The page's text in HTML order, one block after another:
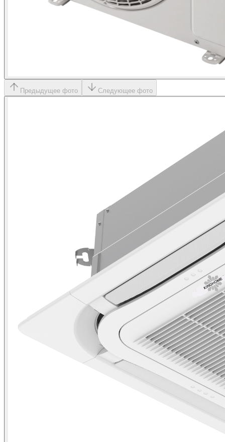
Предыдущее фото Следующее фото